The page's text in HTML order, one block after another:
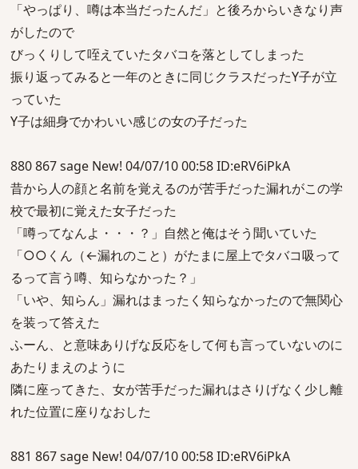
「やっぱり、噂は本当だったんだ」と後ろからいきなり声
がしたので
びっくりして咥えていたタバコを落としてしまった
振り返ってみると一年のときに同じクラスだったY子が立
っていた
Y子は細身でかわいい感じの女の子だった
880 867 sage New! 04/07/10 00:58 ID:eRV6iPkA
昔から人の顔と名前を覚えるのが苦手だった漏れがこの学
校で最初に覚えた女子だった
「噂ってなんよ・・・？」自然と俺はそう聞いていた
「○○くん（←漏れのこと）がたまに屋上でタバコ吸って
るって言う噂、知らなかった？」
「いや、知らん」漏れはまったく知らなかったので無関心
を装って答えた
ふーん、と意味ありげな反応をして何も言っていないのに
あたりまえのように
隣に座ってきた、女が苦手だった漏れはさりげなく少し離
れた位置に座りなおした
881 867 sage New! 04/07/10 00:58 ID:eRV6iPkA